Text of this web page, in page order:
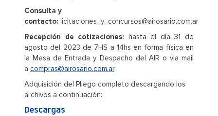
Consulta y
contacto: licitaciones_y_concursos@airosario.com.ar
Recepción de cotizaciones: hasta el día 31 de
agosto del 2023 de 7HS a 14hs en forma física en
la Mesa de Entrada y Despacho del AIR o via mail
a compras@airosario.com.ar.
Adquisición del Pliego completo descargando los
archivos a continuación:
Descargas